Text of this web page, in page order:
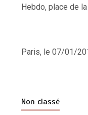
Hebdo, place de
Paris, le 07/01/
Non classé